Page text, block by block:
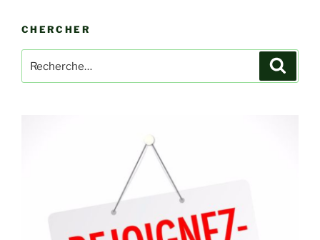
CHERCHER
pour